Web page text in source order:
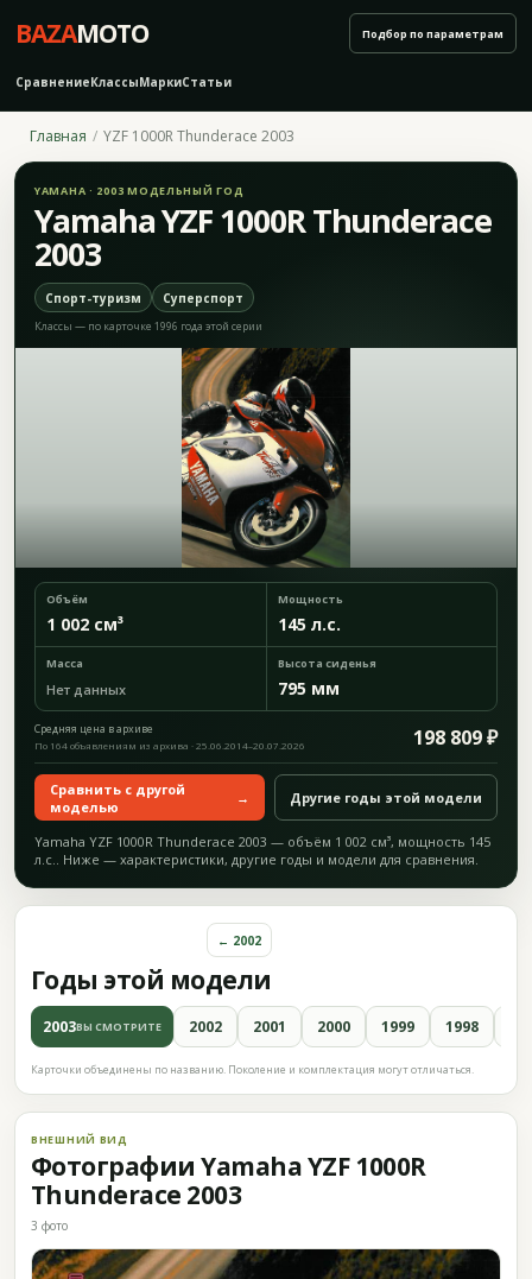
BAZAMOTO
СравнениеКлассыМаркиСтатьи
Подбор по параметрам
Главная YZF 1000R Thunderace 2003
YAMAHA · 2003 МОДЕЛЬНЫЙ ГОД
Yamaha YZF 1000R Thunderace
2003
Спорт-туризм Суперспорт
Классы — по карточке 1996 года этой серии
Объём
1 002 см³
Мощность
145 л.с.
Масса
Нет данных
Высота сиденья
795 мм
Средняя цена в архиве 198 809 ₽
По 164 объявлениям из архива · 25.06.2014–20.07.2026
Сравнить с другой
моделью
→ Другие годы этой модели
Yamaha YZF 1000R Thunderace 2003 — объём 1 002 см³, мощность 145
л.с.. Ниже — характеристики, другие годы и модели для сравнения.
Годы этой модели
← 2002
2003ВЫ СМОТРИТЕ 2002 2001 2000 1999 1998
Карточки объединены по названию. Поколение и комплектация могут отличаться.
ВНЕШНИЙ ВИД
Фотографии Yamaha YZF 1000R
Thunderace 2003
3 фото